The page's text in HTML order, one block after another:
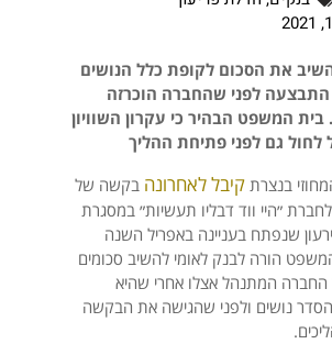
את הסכום לקופת כלל הנושים
לפני שהחברה הוכרזה
בית המשפט הבהיר כי עקרון השוויון
לחול גם לפני פתיחת ההליך
בנצרת קיבל לאחרונה בקשה של
״היי ווד דבליו תעשיות״ במסגרת
שנפתח בעניינה באפריל השנה
המשפט הורה לבנק לאומי להשיב סכומים
המתנהל אצלו אחרי שהיא
נושים ולפני שהגישה את הבקשה